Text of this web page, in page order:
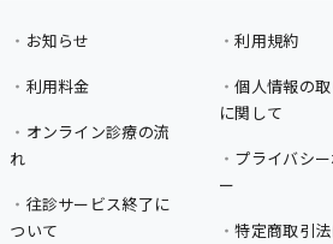
お知らせ
利用料金
オンライン診療の流
れ
往診サービス終了に
ついて
利用規約
個人情報の
に関して
プライバシ
ー
特定商取引